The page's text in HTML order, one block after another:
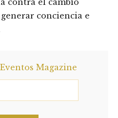
contra el cambio
conciencia e
Magazine